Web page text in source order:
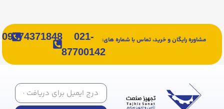
مشاوره رایگان و خرید، تماس با شماره های:
021-
87700142
09374371848